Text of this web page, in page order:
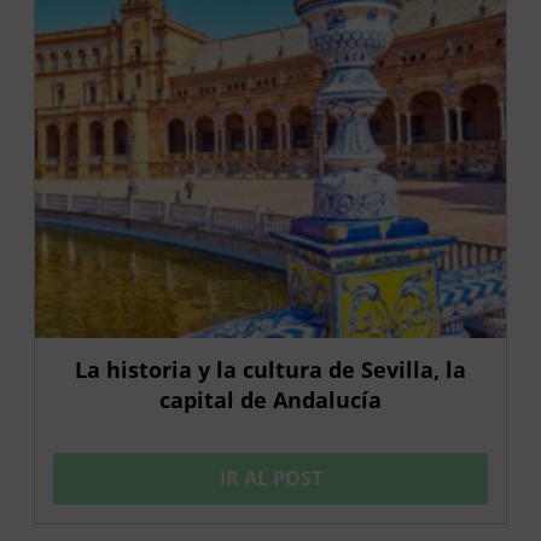
La historia y la cultura de Sevilla, la
capital de Andalucía
IR AL POST